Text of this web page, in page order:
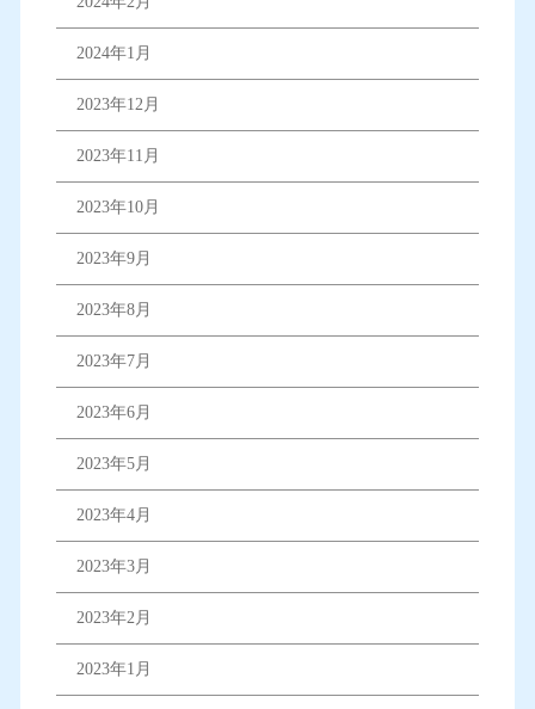
2024年1月
2023年12月
2023年11月
2023年10月
2023年9月
2023年8月
2023年7月
2023年6月
2023年5月
2023年4月
2023年3月
2023年2月
2023年1月